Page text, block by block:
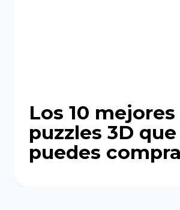
Los 10 mejores
puzzles 3D que
puedes